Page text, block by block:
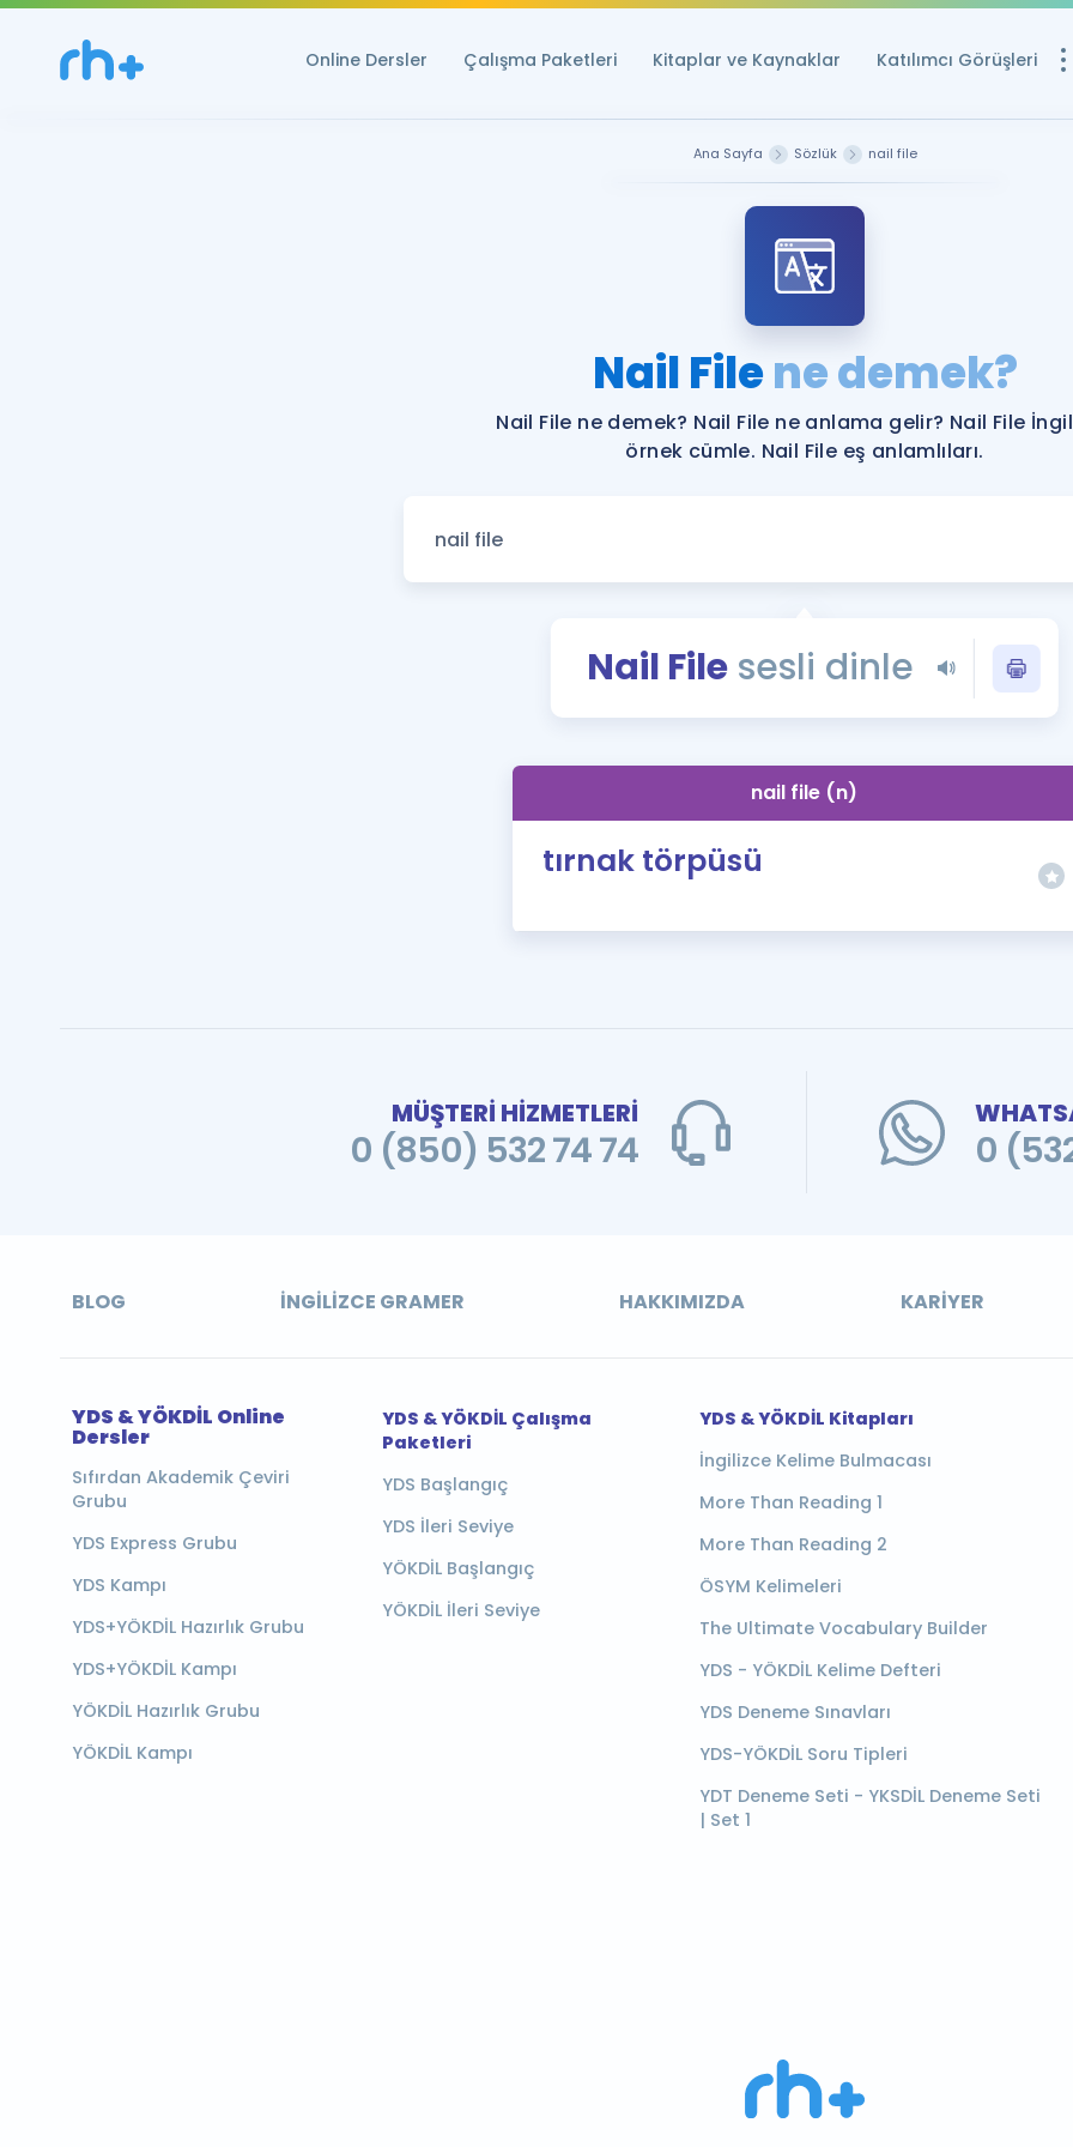
Online Dersler Çalışma Paketleri Kitaplar ve Kaynaklar Katılımcı Görüşleri
YDS ve YÖKDİL
Rehberlik Aracı
YDS ve YÖKDİL'e
Tüm ÖSYM
YDS - YÖKDİL
İngilizce Gramer
Ana Sayfa Sözlük nail file
Nail Filene demek?
Nail File ne demek? Nail File ne anlama gelir? Nail File
örnek cümle. Nail File eş anlamlıları.
Nail Filesesli dinle
nail file (n)
tırnak törpüsü
MÜŞTERİ HİZMETLERİ
0 (850) 532 74 74 0
BLOG İNGILIZCE GRAMER HAKKIMIZDA KARIYER
YDS & YÖKDİL Online
Dersler
Sıfırdan Akademik Çeviri
Grubu
YDS Express Grubu
YDS Kampı
YDS+YÖKDİL Hazırlık Grubu
YDS+YÖKDİL Kampı
YÖKDİL Hazırlık Grubu
YÖKDİL Kampı
YDS & YÖKDİL Çalışma
Paketleri
YDS Başlangıç
YDS İleri Seviye
YÖKDİL Başlangıç
YÖKDİL İleri Seviye
YDS & YÖKDİL Kitapları
İngilizce Kelime Bulmacası
More Than Reading 1
More Than Reading 2
ÖSYM Kelimeleri
The Ultimate Vocabulary Builder
YDS - YÖKDİL Kelime Defteri
YDS Deneme Sınavları
YDS-YÖKDİL Soru Tipleri
YDT Deneme Seti - YKSDİL Deneme Seti
| Set 1